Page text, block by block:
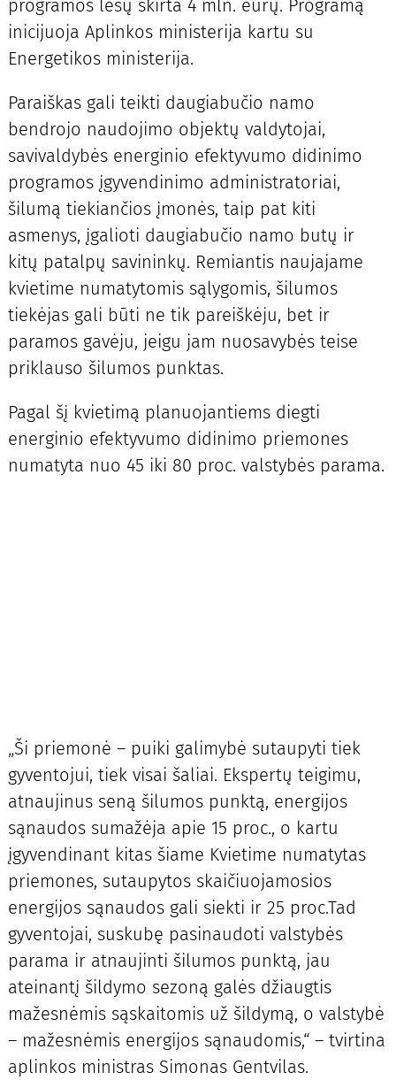
programos lėšų skirta 4 mln. eurų. Programą
inicijuoja Aplinkos ministerija kartu su
Energetikos ministerija.
Paraiškas gali teikti daugiabučio namo
bendrojo naudojimo objektų valdytojai,
savivaldybės energinio efektyvumo didinimo
programos įgyvendinimo administratoriai,
šilumą tiekiančios įmonės, taip pat kiti
asmenys, įgalioti daugiabučio namo butų ir
kitų patalpų savininkų. Remiantis naujajame
kvietime numatytomis sąlygomis, šilumos
tiekėjas gali būti ne tik pareiškėju, bet ir
paramos gavėju, jeigu jam nuosavybės teise
priklauso šilumos punktas.
Pagal šį kvietimą planuojantiems diegti
energinio efektyvumo didinimo priemones
numatyta nuo 45 iki 80 proc. valstybės parama.
„Ši priemonė – puiki galimybė sutaupyti tiek
gyventojui, tiek visai šaliai. Ekspertų teigimu,
atnaujinus seną šilumos punktą, energijos
sąnaudos sumažėja apie 15 proc., o kartu
įgyvendinant kitas šiame Kvietime numatytas
priemones, sutaupytos skaičiuojamosios
energijos sąnaudos gali siekti ir 25 proc.Tad
gyventojai, suskubę pasinaudoti valstybės
parama ir atnaujinti šilumos punktą, jau
ateinantį šildymo sezoną galės džiaugtis
mažesnėmis sąskaitomis už šildymą, o valstybė
– mažesnėmis energijos sąnaudomis,“ – tvirtina
aplinkos ministras Simonas Gentvilas.